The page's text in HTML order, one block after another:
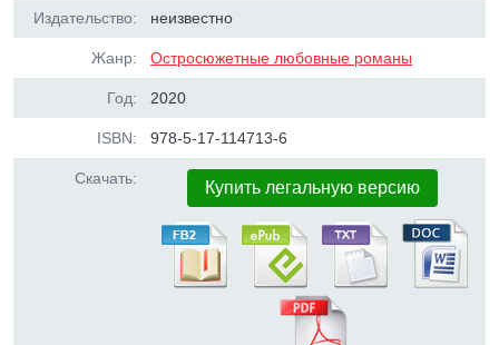
Издательство: неизвестно
Жанр: Остросюжетные любовные романы
Год: 2020
ISBN: 978-5-17-114713-6
Скачать: Купить легальную версию